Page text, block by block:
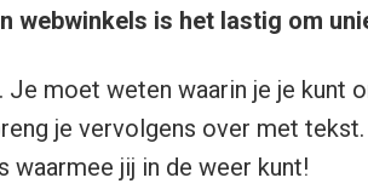
webwinkels is het lastig om
moet weten waarin je je kunt
je vervolgens over met
waarmee jij in de weer kunt!